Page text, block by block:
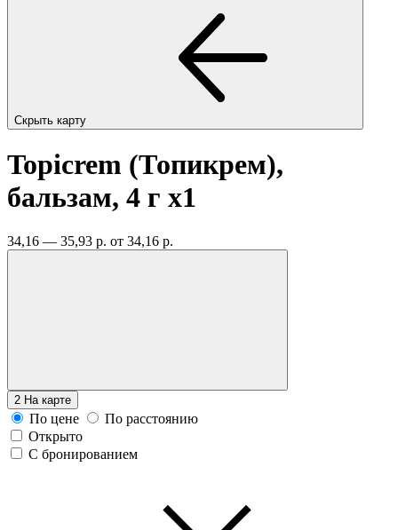
Скрыть карту
Topicrem (Топикрем),
бальзам, 4 г x1
34,16 — 35,93 р. от 34,16 р.
2 На карте
По цене
По расстоянию
Открыто
С бронированием